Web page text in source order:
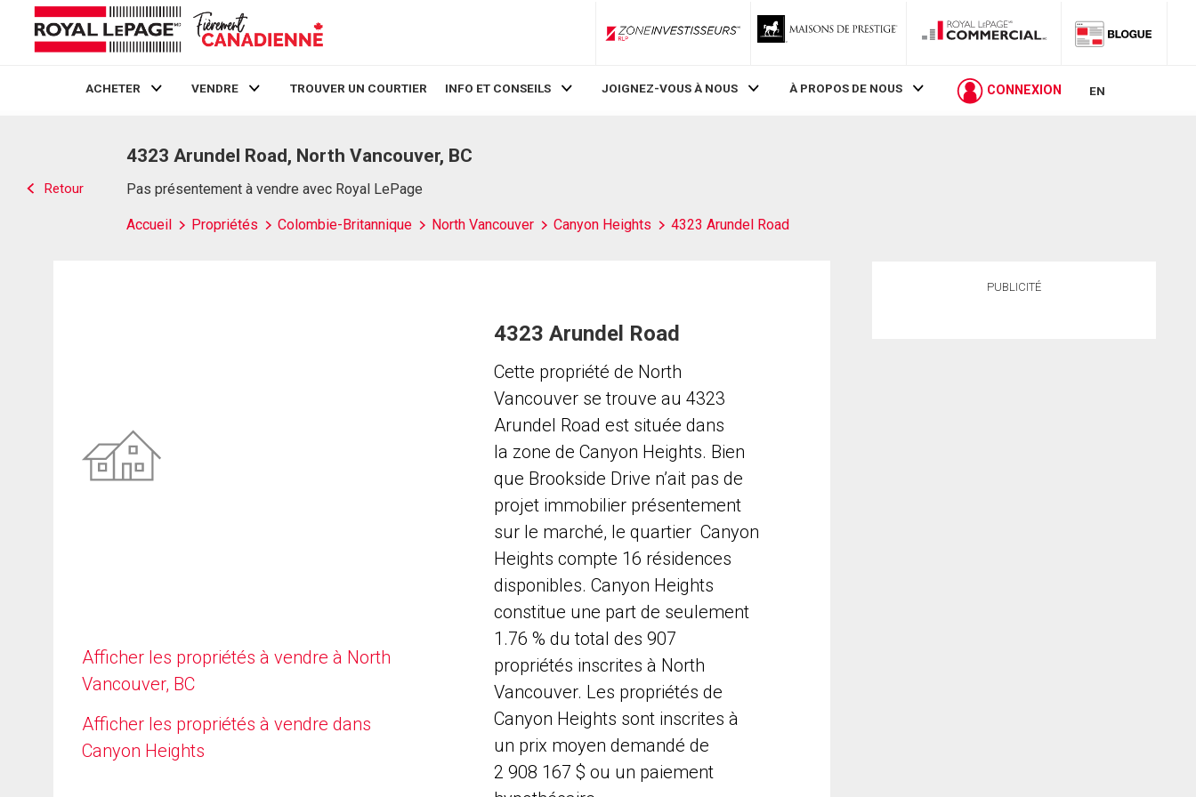
ZoneInvestisseurs RLP
ACHETER VENDRE TROUVER UN COURTIER INFO ET CONSEILS JOIGNEZ-VOUS À NOUS À PROPOS DE NOUS CONNEXION EN
Retour
4323 Arundel Road, North Vancouver, BC
Pas présentement à vendre avec Royal LePage
Accueil Propriétés Colombie-Britannique North Vancouver Canyon Heights 4323 Arundel Road
Afficher les propriétés à vendre à North
Vancouver, BC
Afficher les propriétés à vendre dans
Canyon Heights
4323 Arundel Road
Cette propriété de North
Vancouver se trouve au 4323
Arundel Road est située dans
la zone de Canyon Heights. Bien
que Brookside Drive n’ait pas de
projet immobilier présentement
sur le marché, le quartier Canyon
Heights compte 16 résidences
disponibles. Canyon Heights
constitue une part de seulement
1.76 % du total des 907
propriétés inscrites à North
Vancouver. Les propriétés de
Canyon Heights sont inscrites à
un prix moyen demandé de
2 908 167 $ ou un paiement
PUBLICITÉ